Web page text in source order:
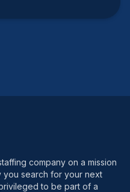
company on a mission
you search for your next
to be part of a